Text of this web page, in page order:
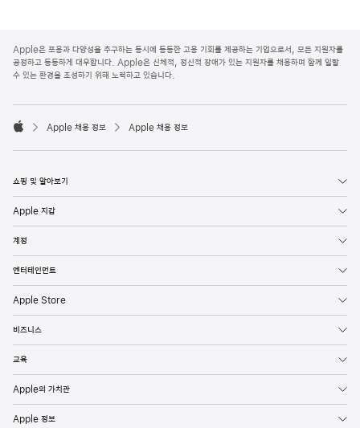
p
p
l
o
e
Apple은 포용과 다양성을 추구하는 동시에 동등한 고용 기회를 제공하는 기업으로서, 모든 지원자를
공정하고 동등하게 대우합니다. Apple은 신체적, 정신적 장애가 있는 지원자를 채용하며 함께 일할
수 있는 환경을 조성하기 위해 노력하고 있습니다.

p
l
Apple 채용 정보 Apple 채용 정보
쇼핑 및 알아보기
Apple 지갑
계정
엔터테인먼트
Apple Store
비즈니스
교육
Apple의 가치관
Apple 정보